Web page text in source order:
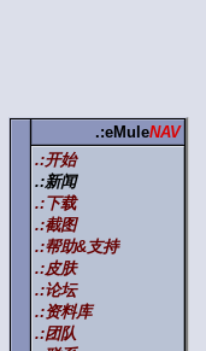
.:eMuleNAV
.:开始
.:新闻
.:下载
.:截图
.:帮助&支持
.:皮肤
.:论坛
.:资料库
.:团队